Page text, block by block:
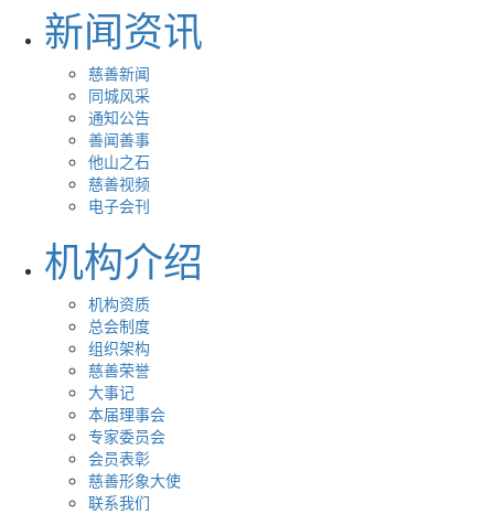
新闻资讯
慈善新闻
同城风采
通知公告
善闻善事
他山之石
慈善视频
电子会刊
机构介绍
机构资质
总会制度
组织架构
慈善荣誉
大事记
本届理事会
专家委员会
会员表彰
慈善形象大使
联系我们